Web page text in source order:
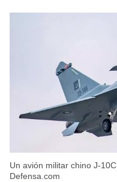
Un avión militar chino J-
Defensa.com